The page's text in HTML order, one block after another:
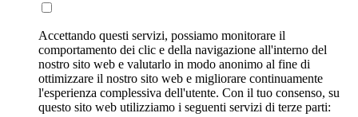
Accettando questi servizi, possiamo monitorare il
comportamento dei clic e della navigazione all'interno del
nostro sito web e valutarlo in modo anonimo al fine di
ottimizzare il nostro sito web e migliorare continuamente
l'esperienza complessiva dell'utente. Con il tuo consenso, su
questo sito web utilizziamo i seguenti servizi di terze parti: